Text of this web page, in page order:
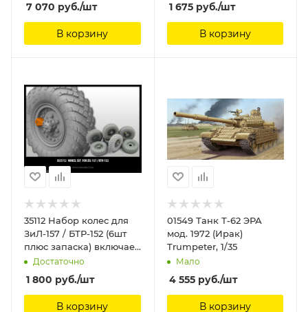
7 070 руб./шт
В корзину
1 675руб./шт
В корзину
35112 Набор колес для
ЗиЛ-157 / БТР-152 (6шт
плюс запаска) включает
фототравление для
моделей Трумпетер
MINIARM 1/35
Достаточно
1 800 руб./шт
В корзину
01549 Танк Т-62 ЭРА
мод. 1972 (Ирак)
Trumpeter, 1/35
Мало
4 555руб./шт
В корзину